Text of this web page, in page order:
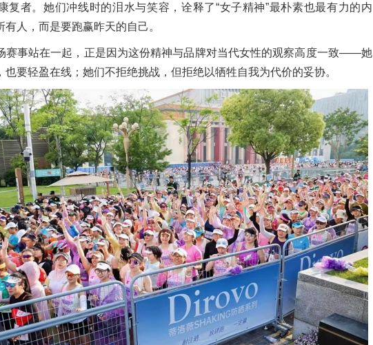
复者。她们冲线时的泪水与笑容，诠释了“女子精神”最朴素也最有力的内
人，而是要跑赢昨天的自己。
赛事站在一起，正是因为这份精神与品牌对当代女性的观察高度一致——她
也要轻盈在线；她们不拒绝挑战，但拒绝以牺牲自我为代价的妥协。